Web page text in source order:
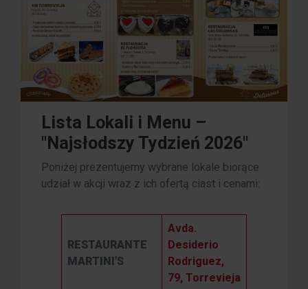
Lista Lokali i Menu –
"Najsłodszy Tydzień 2026"
Poniżej prezentujemy wybrane lokale biorące
udział w akcji wraz z ich ofertą ciast i cenami:
RESTAURANTE
MARTINI'S
Avda.
Desiderio
Rodriguez,
79, Torrevieja